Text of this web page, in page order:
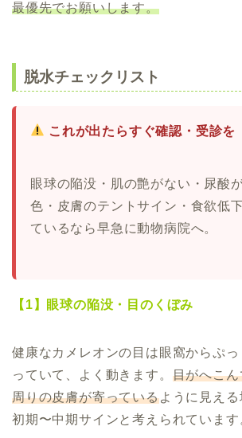
最優先でお願いします。
脱水チェックリスト
これが出たらすぐ確認・受診を
眼球の陥没・肌の艶がない・尿酸
色・皮膚のテントサイン・食欲低
ているなら早急に動物病院へ。
【1】眼球の陥没・目のくぼみ
健康なカメレオンの目は眼窩からぷ
っていて、よく動きます。 目がへこ
周りの皮膚が寄っているように見え
初期〜中期サインと考えられています